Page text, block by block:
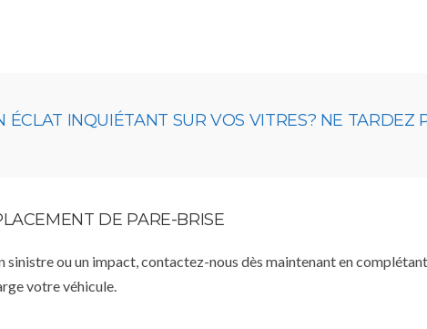
INQUIÉTANT SUR VOS VITRES? NE TARDEZ
DE PARE-BRISE
sinistre ou un impact, contactez-nous dès maintenant en
votre véhicule.